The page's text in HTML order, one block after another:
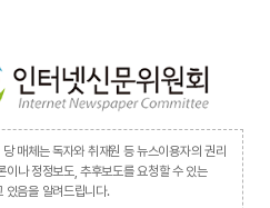
당 매체는 독자와 취재원 등 뉴스이용자의 권리
이나 정정보도, 추후보도를 요청할 수 있는
있음을 알려드립니다.